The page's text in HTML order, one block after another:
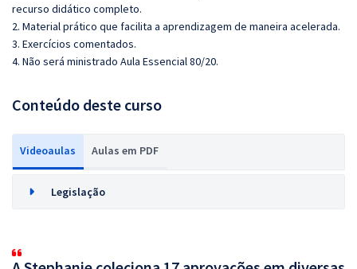
recurso didático completo.
2. Material prático que facilita a aprendizagem de maneira acelerada.
3. Exercícios comentados.
4. Não será ministrado Aula Essencial 80/20.
Conteúdo deste curso
Videoaulas Aulas em PDF
Legislação